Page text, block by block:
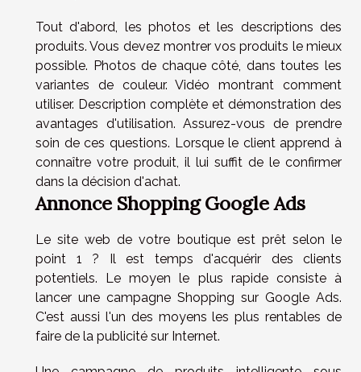
Tout d'abord, les photos et les descriptions des
produits. Vous devez montrer vos produits le mieux
possible. Photos de chaque côté, dans toutes les
variantes de couleur. Vidéo montrant comment
utiliser. Description complète et démonstration des
avantages d'utilisation. Assurez-vous de prendre
soin de ces questions. Lorsque le client apprend à
connaître votre produit, il lui suffit de le confirmer
dans la décision d'achat.
Annonce Shopping Google Ads
Le site web de votre boutique est prêt selon le
point 1 ? Il est temps d'acquérir des clients
potentiels. Le moyen le plus rapide consiste à
lancer une campagne Shopping sur Google Ads.
C'est aussi l'un des moyens les plus rentables de
faire de la publicité sur Internet.